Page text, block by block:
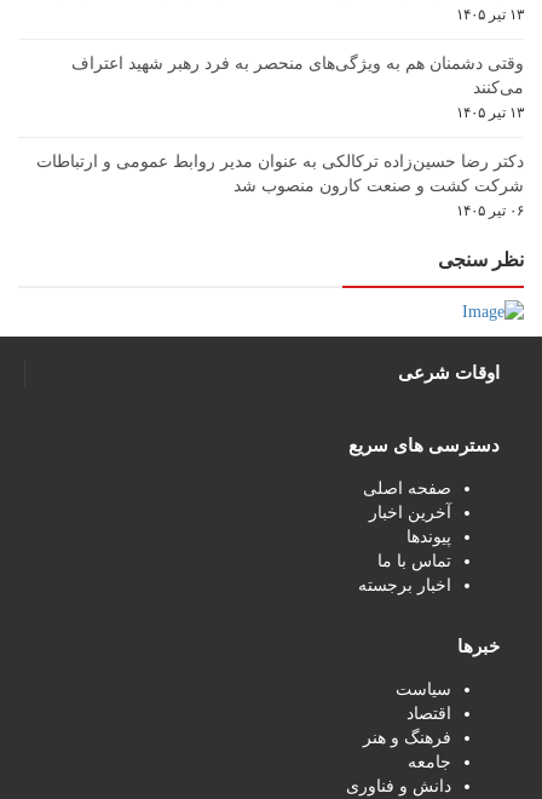
۱۳ تیر ۱۴۰۵
وقتی دشمنان هم به ویژگی‌های منحصر به فرد رهبر شهید اعتراف
می‌کنند
۱۳ تیر ۱۴۰۵
دکتر رضا حسین‌زاده ترکالکی به عنوان مدیر روابط عمومی و ارتباطات
شرکت کشت و صنعت کارون منصوب شد
۰۶ تیر ۱۴۰۵
نظر سنجی
اوقات شرعی
دسترسی های سریع
صفحه اصلی
آخرین اخبار
پیوندها
تماس با ما
اخبار برجسته
خبرها
سیاست
اقتصاد
فرهنگ و هنر
جامعه
دانش و فناوری